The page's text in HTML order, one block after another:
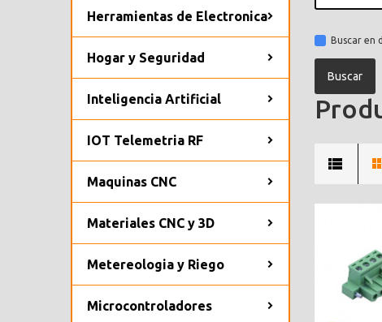
Herramientas de Electronica
Hogar y Seguridad
Inteligencia Artificial
IOT Telemetria RF
Maquinas CNC
Materiales CNC y 3D
Metereologia y Riego
Microcontroladores
Buscar en